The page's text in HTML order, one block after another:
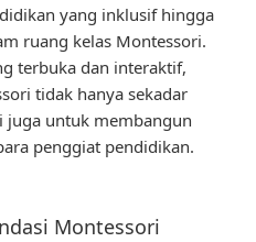
yang inklusif hingga
ruang kelas Montessori.
terbuka dan interaktif,
tidak hanya sekadar
juga untuk membangun
penggiat pendidikan.
Montessori